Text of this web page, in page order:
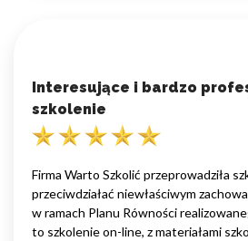
Interesujące i bardzo
szkolenie
Firma Warto Szkolić przeprowadziła
przeciwdziałać niewłaściwym
w ramach Planu Równości
to szkolenie on-line, z materiałami